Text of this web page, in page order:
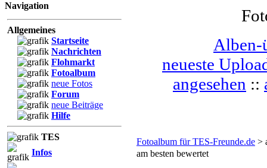
Navigation
Allgemeines
Startseite
Nachrichten
Flohmarkt
Fotoalbum
neue Fotos
Forum
neue Beiträge
Hilfe
TES
Infos
Alben-
neueste
angesehen ::
Fotoalbum für TES-Freunde.de >
am besten bewertet